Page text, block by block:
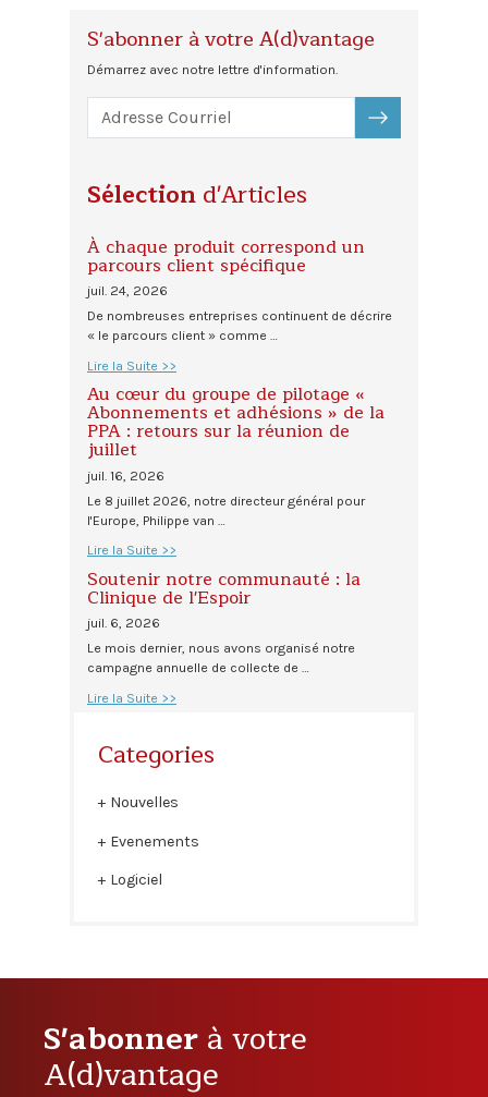
S'abonner à votre A(d)vantage
Démarrez avec notre lettre d'information.
S'ABONNER
Sélection d'Articles
À chaque produit correspond un
parcours client spécifique
juil. 24, 2026
De nombreuses entreprises continuent de décrire
« le parcours client » comme …
Lire la Suite >>
Au cœur du groupe de pilotage «
Abonnements et adhésions » de la
PPA : retours sur la réunion de
juillet
juil. 16, 2026
Le 8 juillet 2026, notre directeur général pour
l'Europe, Philippe van …
Lire la Suite >>
Soutenir notre communauté : la
Clinique de l'Espoir
juil. 6, 2026
Le mois dernier, nous avons organisé notre
campagne annuelle de collecte de …
Lire la Suite >>
Categories
Nouvelles
Evenements
Logiciel
S'abonnerà votre
A(d)vantage